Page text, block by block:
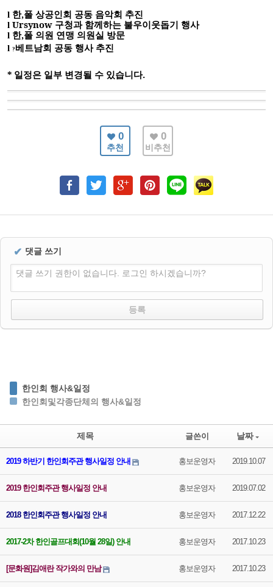
l 한,폴 상공인회 공동 음악회 추진
l Ursynow 구청과 함께하는 불우이웃돕기 행사
l 한,폴 의원 연맹 의원실 방문
l ? 베트남회 공동 행사 추진
* 일정은 일부 변경될 수 있습니다.
0
추천
0
비추천
✔ 댓글 쓰기
댓글 쓰기 권한이 없습니다. 로그인 하시겠습니까?
한인회 행사&일정
한인회및각종단체의 행사&일정
제목 글쓴이 날짜
2019 하반기 한인회주관 행사일정 안내 홍보운영자 2019.10.07
2019 한인회주관 행사일정 안내 홍보운영자 2019.07.02
2018 한인회주관 행사일정 안내 홍보운영자 2017.12.22
2017-2차 한인골프대회(10월 28일) 안내 홍보운영자 2017.10.23
[문화원]김애란 작가와의 만남 홍보운영자 2017.10.23